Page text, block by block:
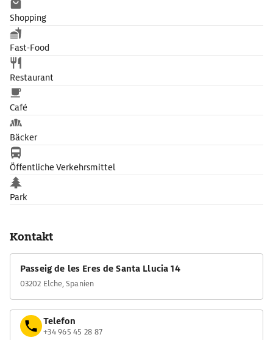
Shopping
Fast-Food
Restaurant
Café
Bäcker
Öffentliche Verkehrsmittel
Park
Kontakt
Passeig de les Eres de Santa Llucia 14
03202 Elche, Spanien
Telefon
+34 965 45 28 87